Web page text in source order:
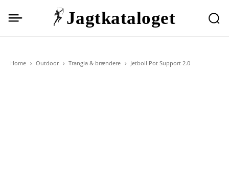
Jagtkataloget
Home Outdoor Trangia & brændere Jetboil Pot Support 2.0